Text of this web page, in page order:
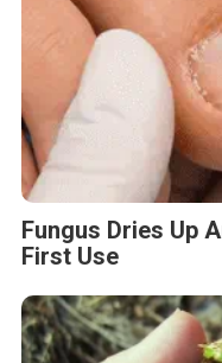
Fungus Dries Up
First Use